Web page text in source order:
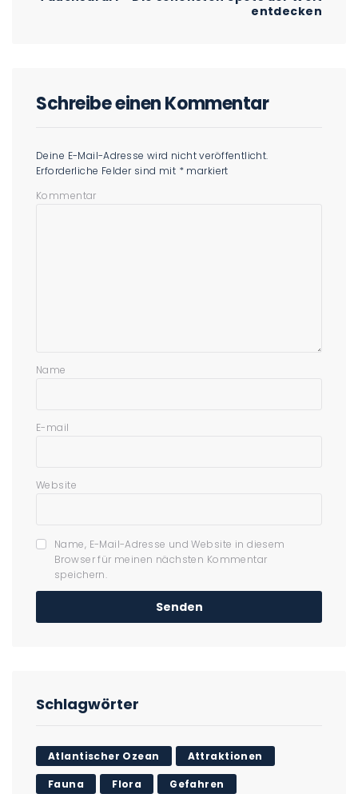
entdecken
Schreibe einen Kommentar
Deine E-Mail-Adresse wird nicht veröffentlicht.
Erforderliche Felder sind mit * markiert
Kommentar
Name
E-mail
Website
Name, E-Mail-Adresse und Website in diesem
Browser für meinen nächsten Kommentar
speichern.
Schlagwörter
Atlantischer Ozean Attraktionen
Fauna Flora Gefahren